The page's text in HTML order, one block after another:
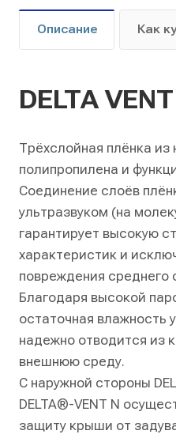
Описание Как
DELTA
Трёхслойная плёнка из
полипропилена и
Соединение слоёв
ультразвуком (на
гарантирует высокую
характеристик и
повреждения среднего
Благодаря высокой
остаточная влажность
надежно отводится из
внешнюю среду.
С наружной стороны
DELTA®-VENT N
защиту крыши от